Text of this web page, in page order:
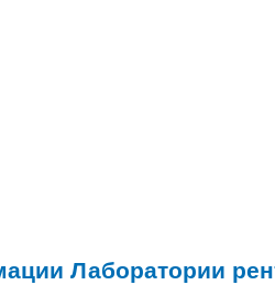
Лаборатории